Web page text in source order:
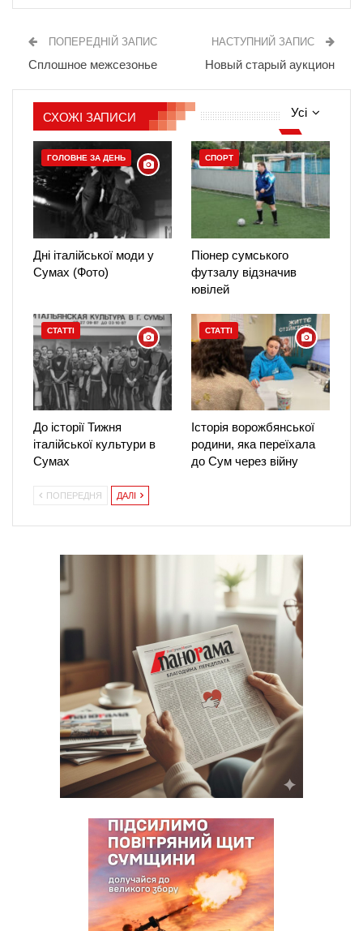
ПОПЕРЕДНІЙ ЗАПИС
Сплошное межсезонье
НАСТУПНИЙ ЗАПИС
Новый старый аукцион
Усі
СХОЖІ ЗАПИСИ
ГОЛОВНЕ ЗА ДЕНЬ
Дні італійської моди у
Сумах (Фото)
СПОРТ
Піонер сумського
футзалу відзначив
ювілей
СТАТТІ
До історії Тижня
італійської культури в
Сумах
СТАТТІ
Історія ворожбянської
родини, яка переїхала
до Сум через війну
ПОПЕРЕДНЯ ДАЛІ